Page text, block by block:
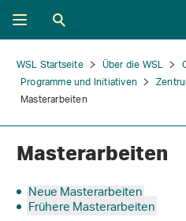
WSL Startseite Über die WSL
Programme und Initiativen
Masterarbeiten
Masterarbeiten
Neue Masterarbeiten
Frühere Masterarbeiten